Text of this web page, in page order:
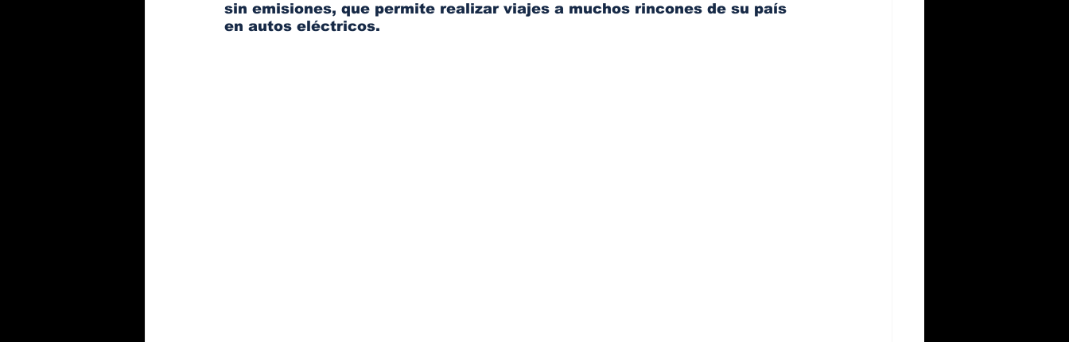
sin emisiones, que permite realizar viajes a muchos rincones de su país
en autos eléctricos.